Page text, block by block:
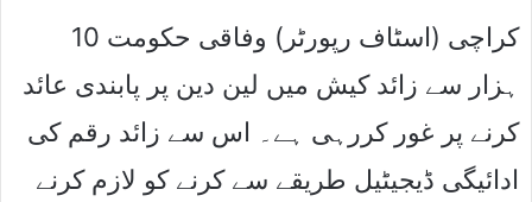
کراچی (اسٹاف رپورٹر) وفاقی حکومت 10
ہزار سے زائد کیش میں لین دین پر پابندی عائد
کرنے پر غور کررہی ہے۔ اس سے زائد رقم کی
ادائیگی ڈیجیٹیل طریقے سے کرنے کو لازم کرنے